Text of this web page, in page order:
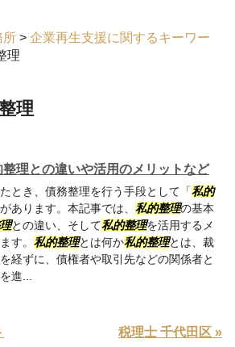
所 > 企業再生支援に関するキーワー
理
理
理との違いや活用のメリットなど
とき、債務整理を行う手段として「私的
あります。本記事では、 私的整理の基本
との違い、そして私的整理を活用するメ
す。 私的整理とは何か私的整理とは、裁
経ずに、債権者や取引先などの関係者と
進...
税理士 千代田区 »